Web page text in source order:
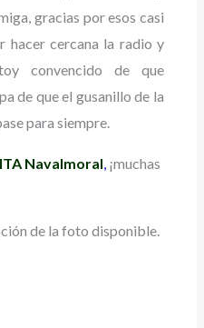
gracias por esos casi
hacer cercana la radio y
convencido de que
de que el gusanillo de la
para siempre.
Navalmoral, ¡muchas